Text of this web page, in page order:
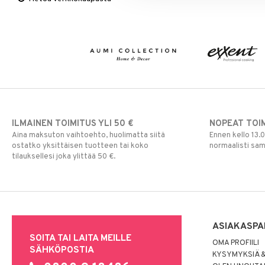
Vaasit
Lakanat & Tyynyliinat
Viltit & Peitteet
Ulkoilmaelämä
ILMAINEN TOIMITUS YLI 50 €
Aina maksuton vaihtoehto, huolimatta siitä
ostatko yksittäisen tuotteen tai koko
tilauksellesi joka ylittää 50 €.
NOPEAT
Ennen kello
normaalisti
SOITA TAI LAITA MEILLE
SÄHKÖPOSTIA
OMA PROFIILI
KYSYMYKSIÄ